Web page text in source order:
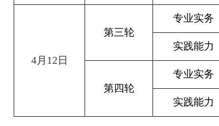
4月 12 日
第三轮
专业实务
实践能力
第四轮
专业实务
实践能力